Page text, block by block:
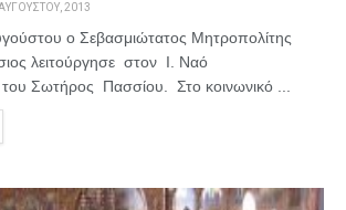
2013
ο Σεβασμιώτατος Μητροπολίτης
λειτούργησε στον Ι. Ναό
Σωτήρος Πασσίου. Στο κοινωνικό ...